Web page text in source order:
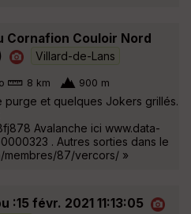
Cornafion Couloir Nord
Villard-de-Lans
8 km 900 m
purge et quelques Jokers grillés.
Avalanche ici www.data-
. Autres sorties dans le
membres/87/vercors/ »
:15 févr. 2021 11:13:05